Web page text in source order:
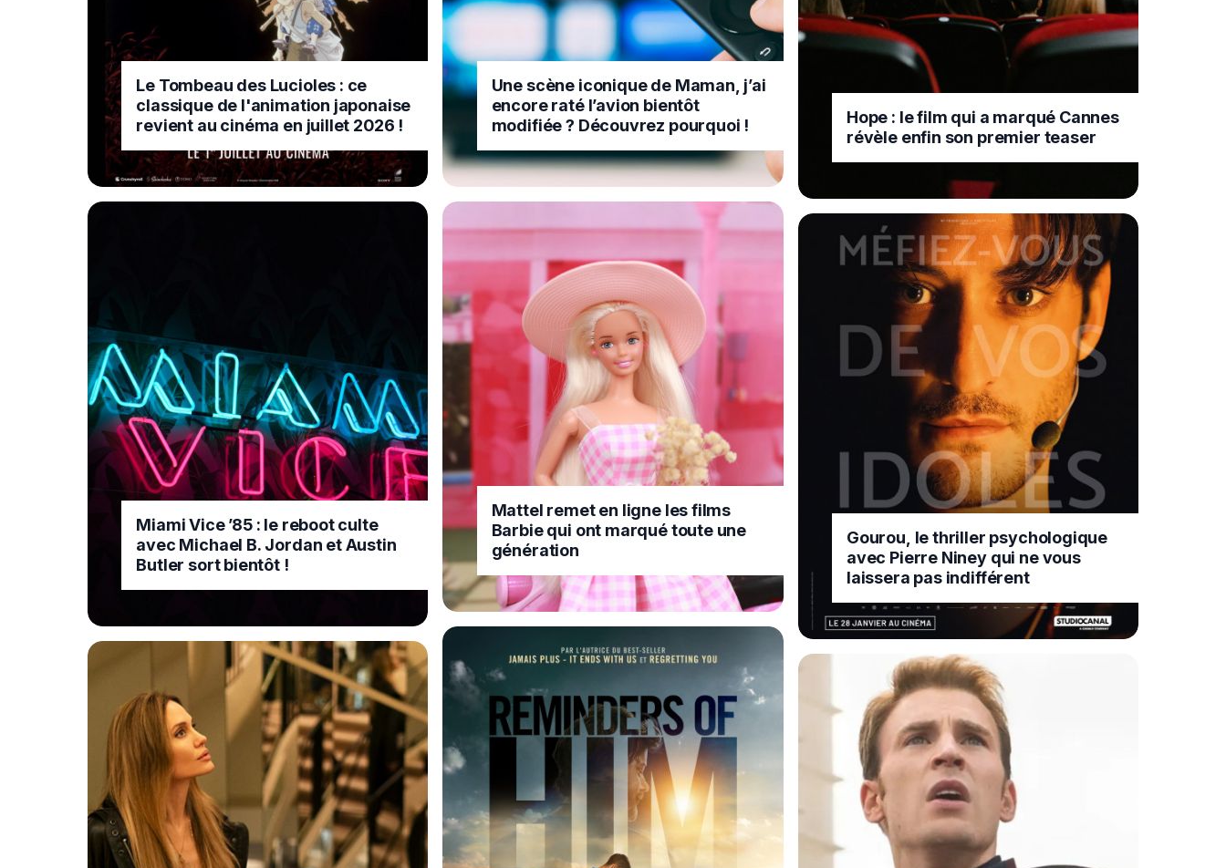
Le Tombeau des Lucioles : ce
classique de l'animation japonaise
revient au cinéma en juillet 2026 !
Miami Vice ’85 : le reboot culte
avec Michael B. Jordan et Austin
Butler sort bientôt !
Une scène iconique de Maman, j’ai
encore raté l’avion bientôt
modifiée ? Découvrez pourquoi !
Mattel remet en ligne les films
Barbie qui ont marqué toute une
génération
Hope : le film qui a marqué Cannes
révèle enfin son premier teaser
Gourou, le thriller psychologique
avec Pierre Niney qui ne vous
laissera pas indifférent